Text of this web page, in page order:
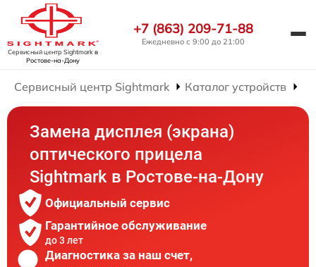
Сервисный центр Sightmarkв
Ростове-на-Дону
+7 (863) 209-71-88
Ежедневно с 9:00 до 21:00
Сервисный центр Sightmark Каталог устройств
Замена дисплея (экрана)
оптического прицела
Sightmark в Ростове-на-Дону
Официальный сервис
Гарантийное обслуживание
до 3 лет
Диагностика за наш счет,